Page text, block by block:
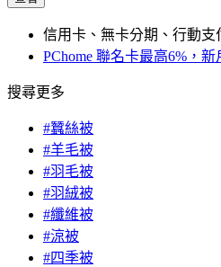
信用卡、無卡分期、行動支
PChome 聯名卡最高6%，
搜尋更多
#蠶絲被
#羊毛被
#羽毛被
#羽絨被
#纖維被
#涼被
#四季被